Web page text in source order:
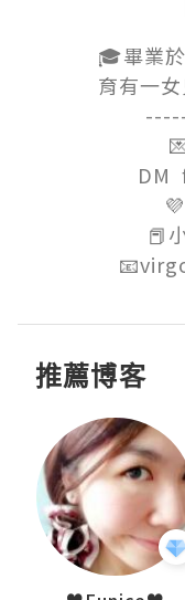
🎓畢業
育有一
DM
📕
推薦博客